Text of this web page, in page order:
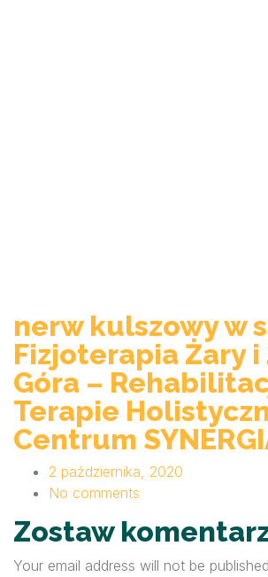
nerw kulszowy w
Fizjoterapia Żary
Góra –
Terapie
Centrum
2 października, 2020
No comments
Zostaw
Your email address will not be